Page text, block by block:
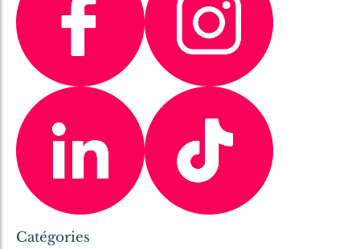
Catégories